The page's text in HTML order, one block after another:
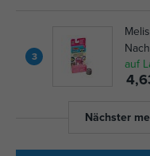
3
auf
Nächster